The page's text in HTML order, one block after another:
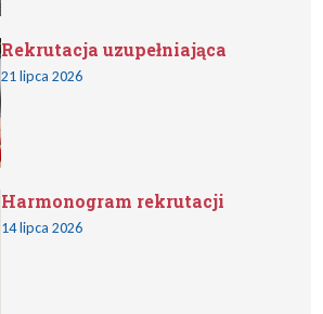
Rekrutacja uzupełniająca
21 lipca 2026
Harmonogram rekrutacji
14 lipca 2026